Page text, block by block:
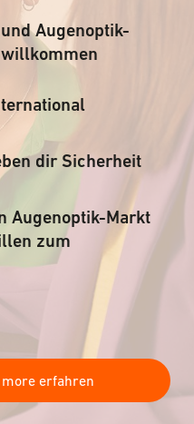
Augenoptik-
dir Sicherheit
Augenoptik-Markt
zum
erfahren